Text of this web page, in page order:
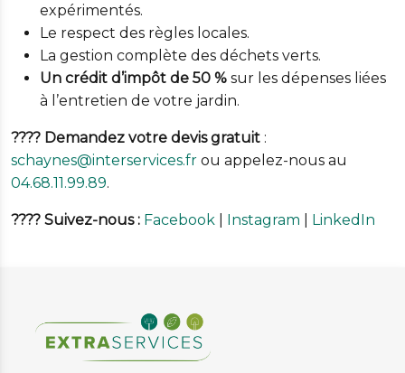
expérimentés.
Le respect des règles locales.
La gestion complète des déchets verts.
Un crédit d’impôt de 50 % sur les dépenses liées
à l’entretien de votre jardin.
???? Demandez votre devis gratuit :
schaynes@interservices.fr ou appelez-nous au
04.68.11.99.89.
???? Suivez-nous : Facebook Instagram LinkedIn